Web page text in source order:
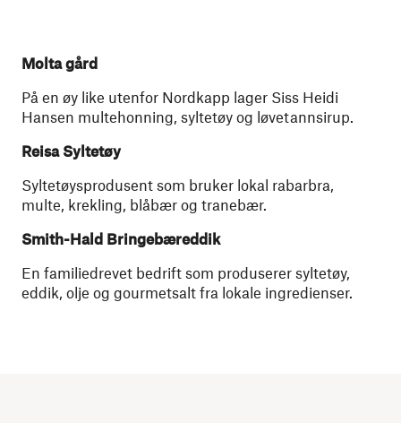
Molta gård
På en øy like utenfor Nordkapp lager Siss Heidi
Hansen multehonning, syltetøy og løvetannsirup.
Reisa Syltetøy
Syltetøysprodusent som bruker lokal rabarbra,
multe, krekling, blåbær og tranebær.
Smith-Hald Bringebæreddik
En familiedrevet bedrift som produserer syltetøy,
eddik, olje og gourmetsalt fra lokale ingredienser.